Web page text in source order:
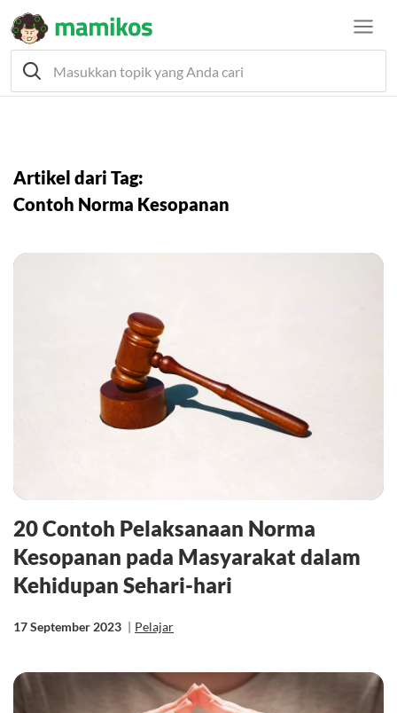
Artikel dari Tag:
Contoh Norma Kesopanan
20 Contoh Pelaksanaan Norma
Kesopanan pada Masyarakat dalam
Kehidupan Sehari-hari
17 September 2023 | Pelajar